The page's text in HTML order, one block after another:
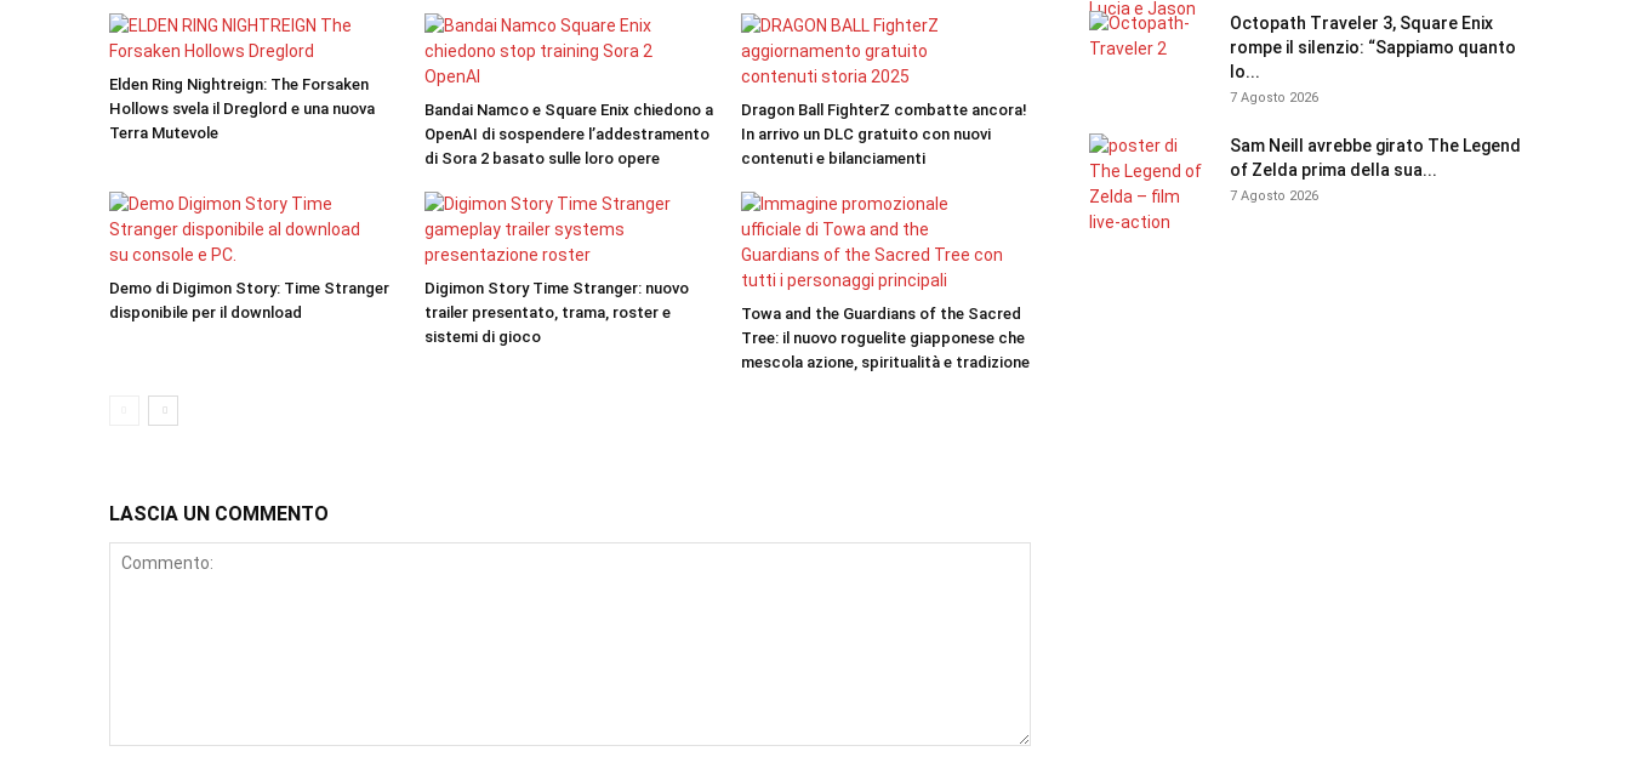
Elden Ring Nightreign: The Forsaken
Hollows svela il Dreglord e una nuova
Terra Mutevole
Bandai Namco e Square Enix chiedono a
OpenAI di sospendere l’addestramento
di Sora 2 basato sulle loro opere
Dragon Ball FighterZ combatte ancora!
In arrivo un DLC gratuito con nuovi
contenuti e bilanciamenti
Demo di Digimon Story: Time Stranger
disponibile per il download
Digimon Story Time Stranger: nuovo
trailer presentato, trama, roster e
sistemi di gioco
Towa and the Guardians of the Sacred
Tree: il nuovo roguelite giapponese che
mescola azione, spiritualità e tradizione
LASCIA UN COMMENTO
Octopath Traveler 3, Square Enix
rompe il silenzio: “Sappiamo quanto
lo...
7 Agosto 2026
Sam Neill avrebbe girato The Legend
of Zelda prima della sua...
7 Agosto 2026